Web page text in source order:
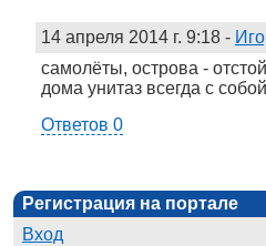
14 апреля 2014 г. 9:18 -
самолёты, острова -
дома унитаз всегда с
Ответов 0
Регистрация на портале
Вход